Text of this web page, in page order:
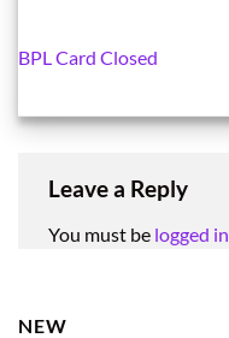
BPL Card Closed
Leave a Reply
You must be logged in
NEW